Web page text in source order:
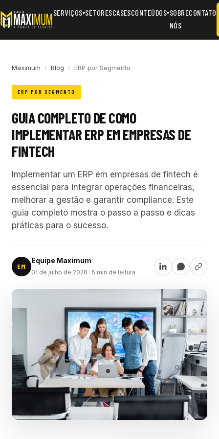
SERVIÇOS▾SETORESCASESCONTEÚDOS▾SOBRE
NÓS
CONTATO
Maximum › Blog › ERP por Segmento
ERP POR SEGMENTO
GUIA COMPLETO DE COMO
IMPLEMENTAR ERP EM EMPRESAS DE
FINTECH
Implementar um ERP em empresas de fintech é
essencial para integrar operações financeiras,
melhorar a gestão e garantir compliance. Este
guia completo mostra o passo a passo e dicas
práticas para o sucesso.
EM
Equipe Maximum
01 de julho de 2026 · 5 min de leitura